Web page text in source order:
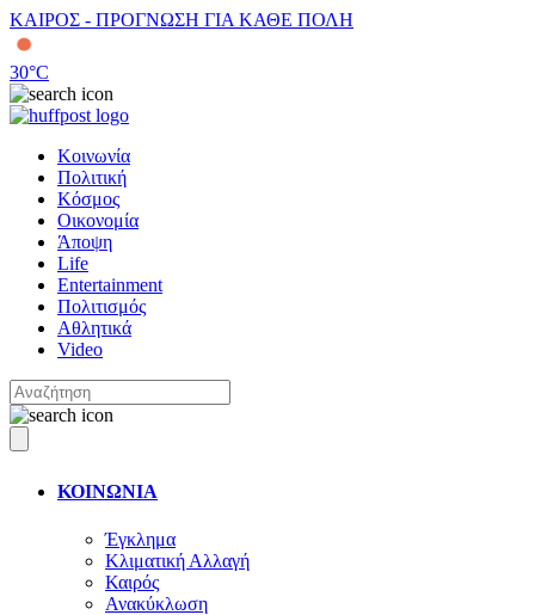
ΚΑΙΡΟΣ - ΠΡΟΓΝΩΣΗ ΓΙΑ ΚΑΘΕ ΠΟΛΗ
30°C
Κοινωνία
Πολιτική
Κόσμος
Οικονομία
Άποψη
Life
Entertainment
Πολιτισμός
Αθλητικά
Video
ΚΟΙΝΩΝΙΑ
Έγκλημα
Κλιματική Αλλαγή
Καιρός
Ανακύκλωση